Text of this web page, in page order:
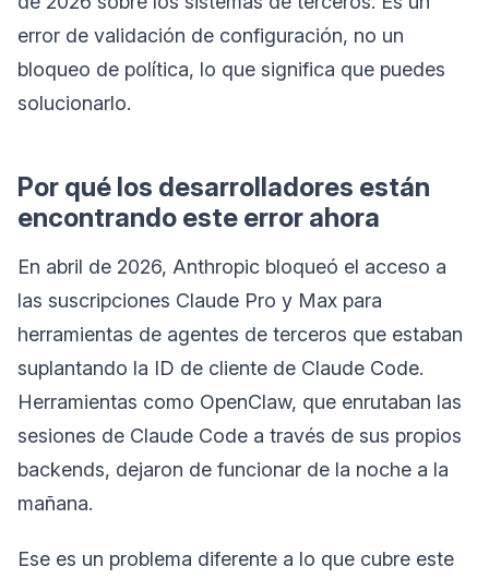
error de validación de configuración, no un
bloqueo de política, lo que significa que puedes
solucionarlo.
Por qué los desarrolladores están
encontrando este error ahora
En abril de 2026, Anthropic bloqueó el acceso a
las suscripciones Claude Pro y Max para
herramientas de agentes de terceros que estaban
suplantando la ID de cliente de Claude Code.
Herramientas como OpenClaw, que enrutaban las
sesiones de Claude Code a través de sus propios
backends, dejaron de funcionar de la noche a la
mañana.
Ese es un problema diferente a lo que cubre este